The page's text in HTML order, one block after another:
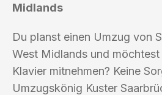
Midlands
Du planst einen Umzug von
West Midlands und
Klavier mitnehmen? Keine
Umzugskönig Kuster